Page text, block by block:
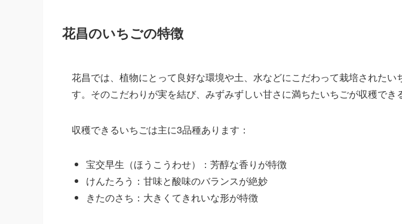
花昌のいちごの特徴
花昌では、植物にとって良好な環境や土、水などにこだわって栽培されたい
す。そのこだわりが実を結び、みずみずしい甘さに満ちたいちごが収穫でき
収穫できるいちごは主に3品種あります：
宝交早生（ほうこうわせ）：芳醇な香りが特徴
けんたろう：甘味と酸味のバランスが絶妙
きたのさち：大きくてきれいな形が特徴